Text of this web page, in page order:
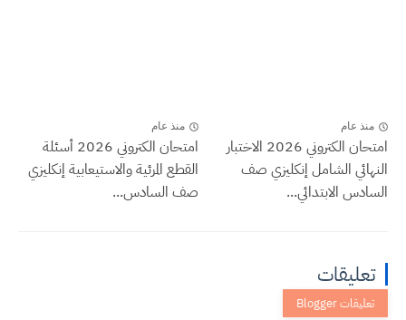
منذ عام
امتحان الكتروني 2026 الاختبار
النهائي الشامل إنكليزي صف
السادس الابتدائي...
منذ عام
امتحان الكتروني 2026 أسئلة
القطع المرئية والاستيعابية إنكليزي
صف السادس...
تعليقات